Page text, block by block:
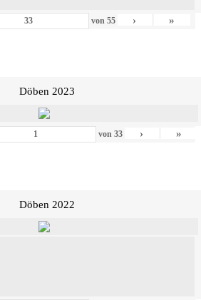
von 55 › »
Döben 2023
von 33 › »
Döben 2022